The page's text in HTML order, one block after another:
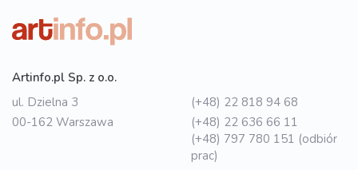
Artinfo.pl Sp. z o.o.
ul. Dzielna 3
00-162 Warszawa
(+48) 22 818 94 68
(+48) 22 636 66 11
(+48) 797 780 151 (odbiór
prac)